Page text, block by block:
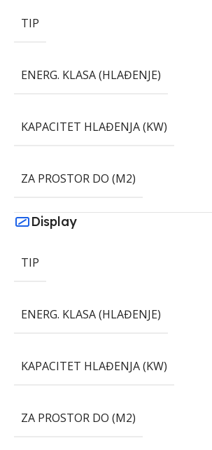
TIP
ENERG. KLASA (HLAĐENJE)
KAPACITET HLAĐENJA (KW)
ZA PROSTOR DO (M2)
Display
TIP
ENERG. KLASA (HLAĐENJE)
KAPACITET HLAĐENJA (KW)
ZA PROSTOR DO (M2)